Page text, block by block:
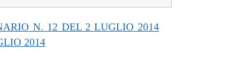
N. 12 DEL 2 LUGLIO 2014
2014